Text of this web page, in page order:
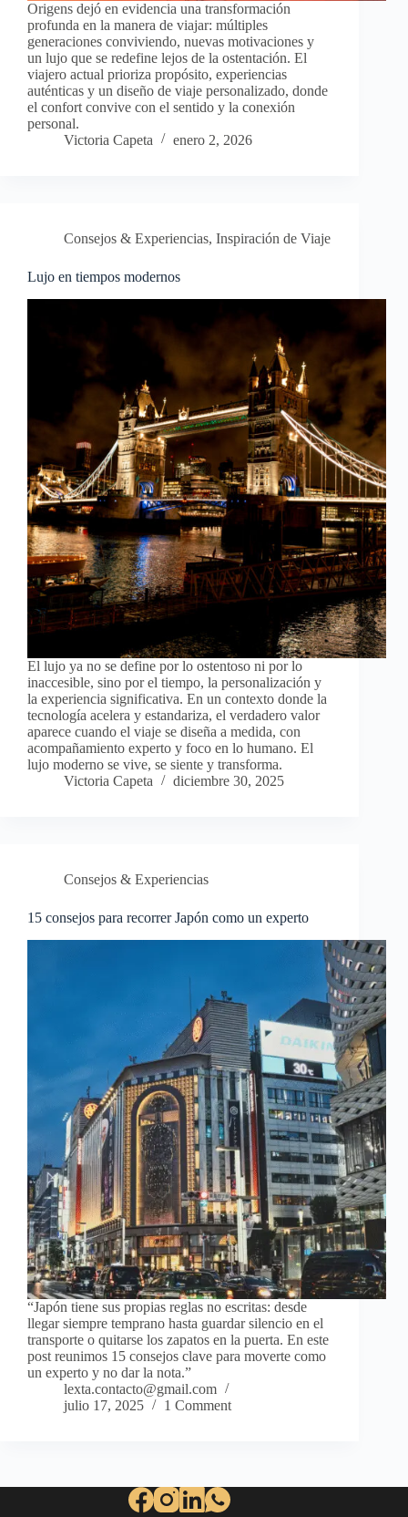
Origens dejó en evidencia una transformación
profunda en la manera de viajar: múltiples
generaciones conviviendo, nuevas motivaciones y
un lujo que se redefine lejos de la ostentación. El
viajero actual prioriza propósito, experiencias
auténticas y un diseño de viaje personalizado, donde
el confort convive con el sentido y la conexión
personal.
Victoria Capeta
enero 2, 2026
Consejos & Experiencias, Inspiración de Viaje
Lujo en tiempos modernos
El lujo ya no se define por lo ostentoso ni por lo
inaccesible, sino por el tiempo, la personalización y
la experiencia significativa. En un contexto donde la
tecnología acelera y estandariza, el verdadero valor
aparece cuando el viaje se diseña a medida, con
acompañamiento experto y foco en lo humano. El
lujo moderno se vive, se siente y transforma.
Victoria Capeta
diciembre 30, 2025
Consejos & Experiencias
15 consejos para recorrer Japón como un experto
“Japón tiene sus propias reglas no escritas: desde
llegar siempre temprano hasta guardar silencio en el
transporte o quitarse los zapatos en la puerta. En este
post reunimos 15 consejos clave para moverte como
un experto y no dar la nota.”
lexta.contacto@gmail.com
julio 17, 2025
1 Comment